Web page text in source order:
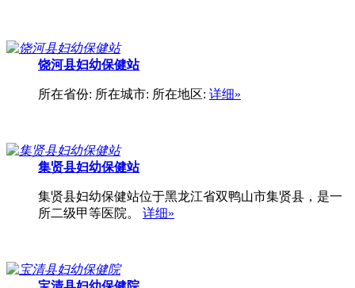
饶河县妇幼保健站
所在省份: 所在城市: 所在地区: 详细»
集贤县妇幼保健站
集贤县妇幼保健站位于黑龙江省双鸭山市集贤县，是一
所二级甲等医院。 详细»